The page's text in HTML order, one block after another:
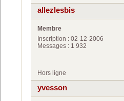
allezlesbis
Membre
Inscription : 02-12-2006
Messages : 1 932
Hors ligne
yvesson